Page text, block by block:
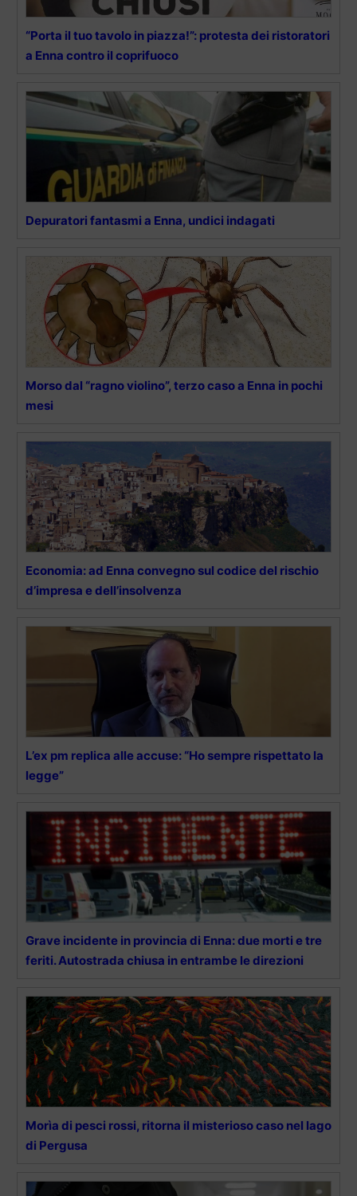
“Porta il tuo tavolo in piazza!”: protesta dei ristoratori
a Enna contro il coprifuoco
Depuratori fantasmi a Enna, undici indagati
Morso dal “ragno violino”, terzo caso a Enna in pochi
mesi
Economia: ad Enna convegno sul codice del rischio
d’impresa e dell’insolvenza
L’ex pm replica alle accuse: “Ho sempre rispettato la
legge”
Grave incidente in provincia di Enna: due morti e tre
feriti. Autostrada chiusa in entrambe le direzioni
Morìa di pesci rossi, ritorna il misterioso caso nel lago
di Pergusa